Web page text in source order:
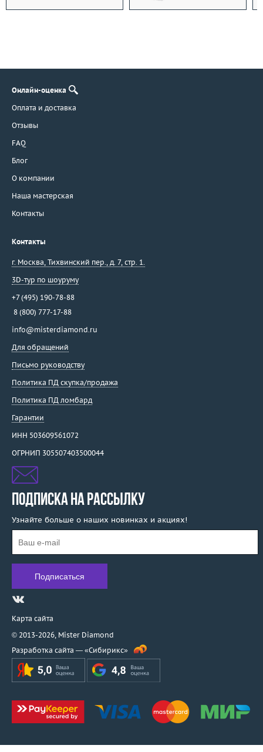
Онлайн-оценка
Оплата и доставка
Отзывы
FAQ
Блог
О компании
Наша мастерская
Контакты
Контакты
г. Москва, Тихвинский пер., д. 7, стр. 1.
3D-тур по шоуруму
+7 (495) 190-78-88
8 (800) 777-17-88
info@misterdiamond.ru
Для обращений
Письмо руководству
Политика ПД скупка/продажа
Политика ПД ломбард
Гарантии
ИНН 503609561072
ОГРНИП 305507403500044
ПОДПИСКА НА РАССЫЛКУ
Узнайте больше о наших новинках и акциях!
Карта сайта
© 2013-2026, Mister Diamond
Разработка сайта — «Сибирикс»